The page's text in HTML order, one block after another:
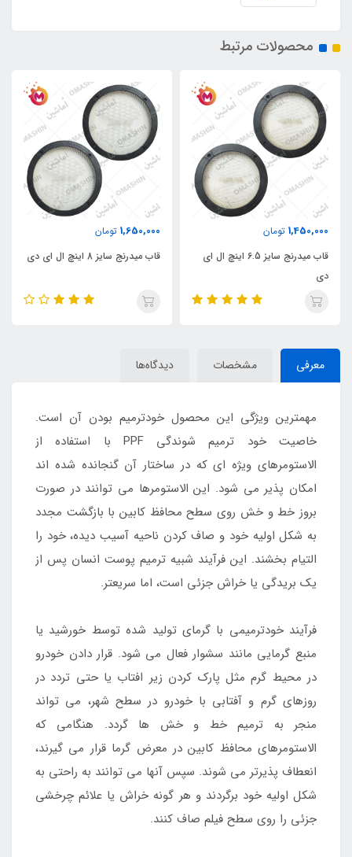
محصولات مرتبط
1,450,000 تومان
قاب میدرنج سایز 6.5 اینچ ال ای
دی
1,650,000 تومان
قاب میدرنج سایز 8 اینچ ال ای دی
معرفی مشخصات دیدگاه‌ها
مهمترین ویژگی این محصول خودترمیم بودن آن است.
خاصیت خود ترمیم شوندگی PPF با استفاده از
الاستومرهای ویژه ای که در ساختار آن گنجانده شده اند
امکان پذیر می شود. این الاستومرها می توانند در صورت
بروز خط و خش روی سطح محافظ کابین با بازگشت مجدد
به شکل اولیه خود و صاف کردن ناحیه آسیب دیده، خود را
التیام بخشند. این فرآیند شبیه ترمیم پوست انسان پس از
یک بریدگی یا خراش جزئی است، اما سریعتر.
فرآیند خودترمیمی با گرمای تولید شده توسط خورشید یا
منبع گرمایی مانند سشوار فعال می شود. قرار دادن خودرو
در محیط گرم مثل پارک کردن زیر افتاب یا حتی تردد در
روزهای گرم و آفتابی با خودرو در سطح شهر، می تواند
منجر به ترمیم خط و خش ها گردد. هنگامی که
الاستومرهای محافظ کابین در معرض گرما قرار می گیرند،
انعطاف پذیرتر می شوند. سپس آنها می توانند به راحتی به
شکل اولیه خود برگردند و هر گونه خراش یا علائم چرخشی
جزئی را روی سطح فیلم صاف کنند.